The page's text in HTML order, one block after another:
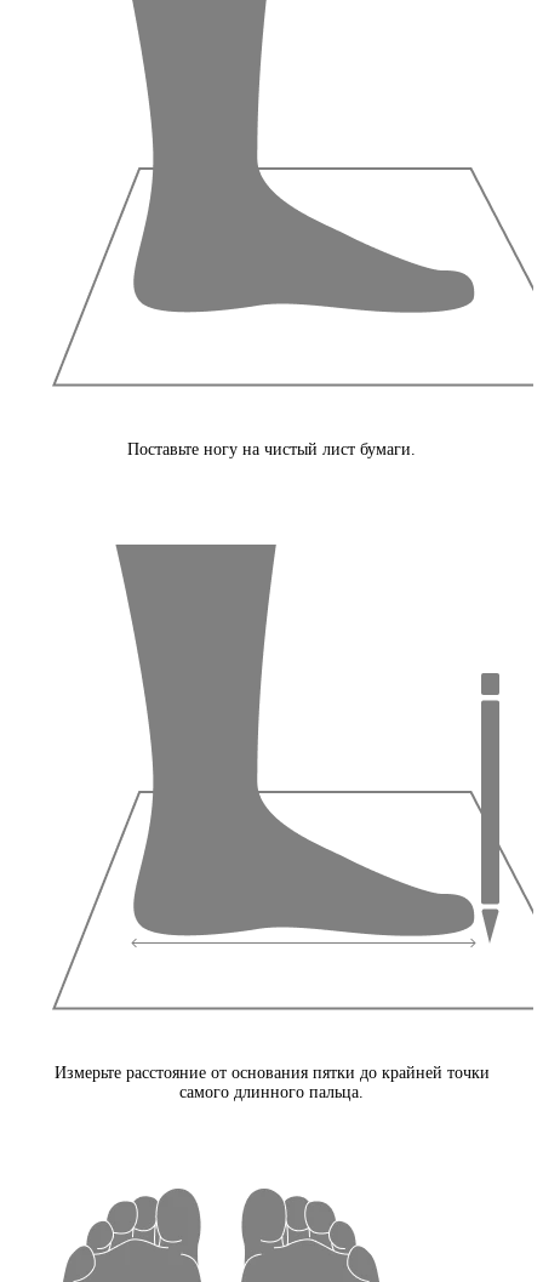
Поставьте ногу на чистый лист бумаги.
Измерьте расстояние от основания пятки до крайней точки
самого длинного пальца.